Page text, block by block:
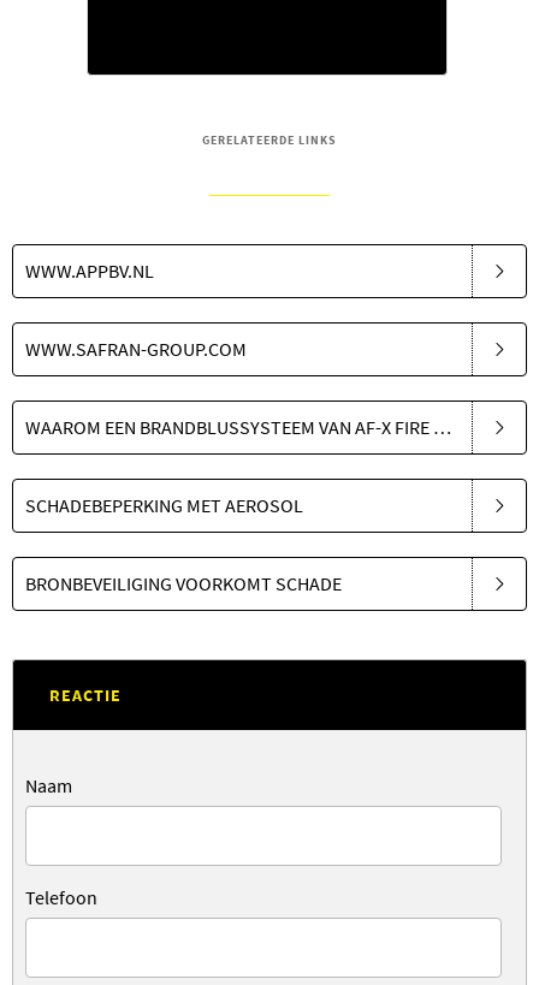
GERELATEERDE LINKS
WWW.APPBV.NL
WWW.SAFRAN-GROUP.COM
WAAROM EEN BRANDBLUSSYSTEEM VAN AF-X FIRE SOLUTIONS
SCHADEBEPERKING MET AEROSOL
BRONBEVEILIGING VOORKOMT SCHADE
REACTIE
Naam
Telefoon